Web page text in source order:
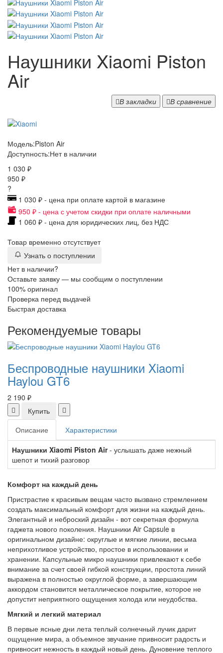
Наушники Xiaomi Piston
Air
В закладки В сравнение
Модель:Piston Air
Доступность:Нет в наличии
1 030 ₽
950 ₽
?
1 030 ₽ - цена при оплате картой в магазине
950 ₽ - цена с учетом скидки при оплате наличными
1 060 ₽ - цена для юридических лиц, без НДС
Товар временно отсутствует
Узнать о поступлении
Нет в наличии?
Оставьте заявку — мы сообщим о поступлении
100% оригинал
Проверка перед выдачей
Быстрая доставка
Рекомендуемые товары
Беспроводные наушники Xiaomi
Haylou GT6
2 190 ₽
Купить
Описание
Характеристики
Наушники Xiaomi Piston Air- услышать даже нежный
шепот и тихий разговор
Комфорт на каждый день
Пристрастие к красивым вещам часто вызвано стремлением
создать максимальный комфорт для жизни на каждый день.
Элегантный и неброский дизайн - вот секретная формула
гаджета нового поколения. Наушники Air Capsule в
оригинальном дизайне: округлые и мягкие линии, весьма
неприхотливое устройство, простое в использовании и
хранении. Капсульные микро наушники привлекают к себе
внимание за счет своей гибкой конструкции, простота линий
выражена в полностью округлой форме, а завершающим
аккордом становится металлическое покрытие, которое не
допустит неприятного ощущения холода или неудобства.
Мягкий и легкий материал
В первые ясные дни лета теплый солнечный лучик дарит
ощущение мира, а объемное звучание привносит радость и
привносит нежность в каждый новый день. Дуновение теплого